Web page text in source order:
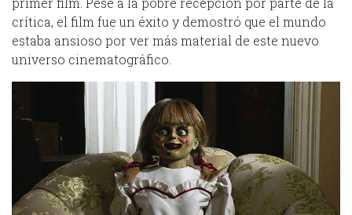
crítica, el film fue un éxito y demostró que el mundo
estaba ansioso por ver más material de este nuevo
universo cinematográfico.